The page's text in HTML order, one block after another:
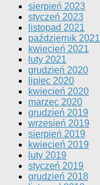
sierpień 2023
styczeń 2023
listopad 2021
październik 2021
kwiecień 2021
luty 2021
grudzień 2020
lipiec 2020
kwiecień 2020
marzec 2020
grudzień 2019
wrzesień 2019
sierpień 2019
kwiecień 2019
luty 2019
styczeń 2019
grudzień 2018